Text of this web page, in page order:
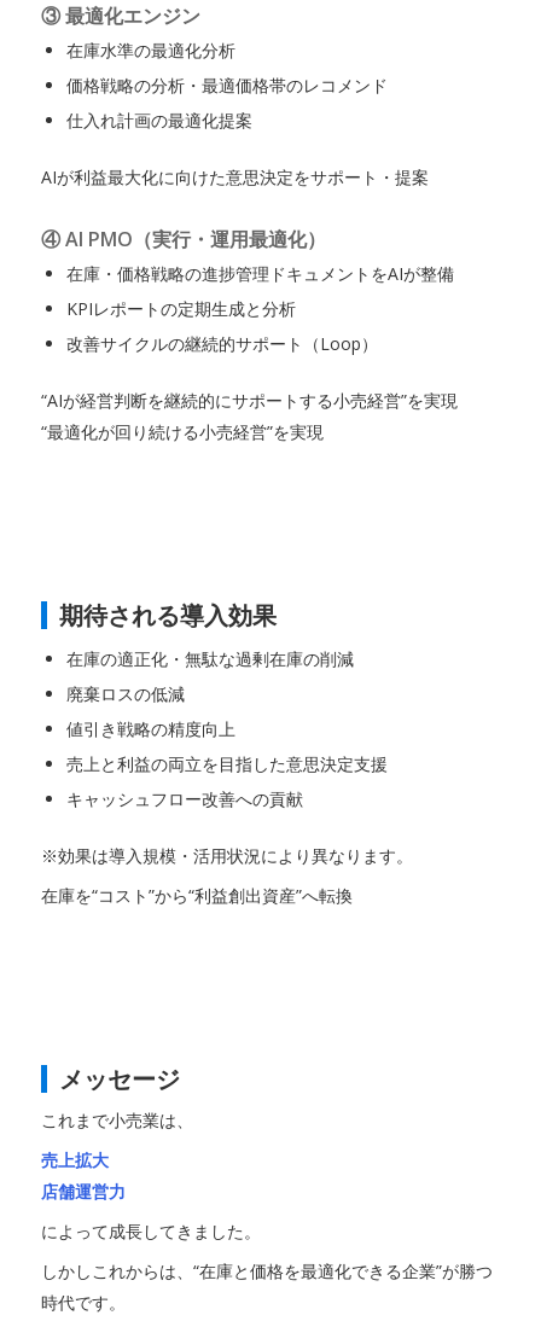
③ 最適化エンジン
在庫水準の最適化分析
価格戦略の分析・最適価格帯のレコメンド
仕入れ計画の最適化提案
AIが利益最大化に向けた意思決定をサポート・提案
④ AI PMO（実行・運用最適化）
在庫・価格戦略の進捗管理ドキュメントをAIが整備
KPIレポートの定期生成と分析
改善サイクルの継続的サポート（Loop）
“AIが経営判断を継続的にサポートする小売経営”を実現
“最適化が回り続ける小売経営”を実現
期待される導入効果
在庫の適正化・無駄な過剰在庫の削減
廃棄ロスの低減
値引き戦略の精度向上
売上と利益の両立を目指した意思決定支援
キャッシュフロー改善への貢献
※効果は導入規模・活用状況により異なります。
在庫を“コスト”から“利益創出資産”へ転換
メッセージ
これまで小売業は、
売上拡大
店舗運営力
によって成長してきました。
しかしこれからは、“在庫と価格を最適化できる企業”が勝つ
時代です。